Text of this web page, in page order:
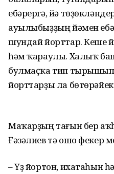
ебәрергә, йә
ауылыбыҙҙың йәмен
шундай йорттар. Кеше
һәм ҡараулы. Халыҡ
булмаҫҡа тип
йорттарҙы ла
Маҡарҙың тағын бер
Ғәзәлиев тә ошо фекер
– Үҙ йортон, ихатаһын